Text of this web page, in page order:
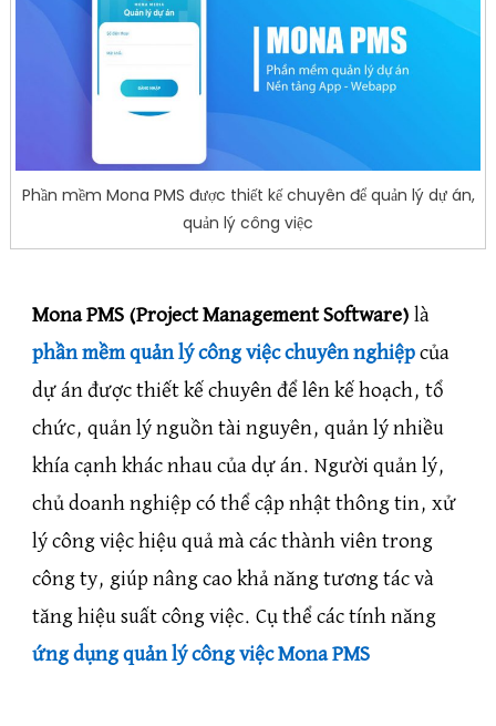
Phần mềm Mona PMS được thiết kế chuyên để quản lý dự án,
quản lý công việc
Mona PMS (Project Management Software) là
phần mềm quản lý công việc chuyên nghiệpcủa
dự án được thiết kế chuyên để lên kế hoạch, tổ
chức, quản lý nguồn tài nguyên, quản lý nhiều
khía cạnh khác nhau của dự án. Người quản lý,
chủ doanh nghiệp có thể cập nhật thông tin, xử
lý công việc hiệu quả mà các thành viên trong
công ty, giúp nâng cao khả năng tương tác và
tăng hiệu suất công việc. Cụ thể các tính năng
ứng dụng quản lý công việc Mona PMS